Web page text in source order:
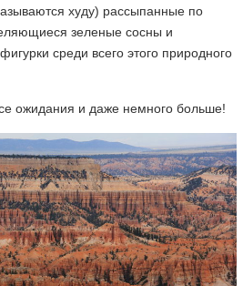
худу) рассыпанные по
зеленые сосны и
среди всего этого природного
ожидания и даже немного больше!